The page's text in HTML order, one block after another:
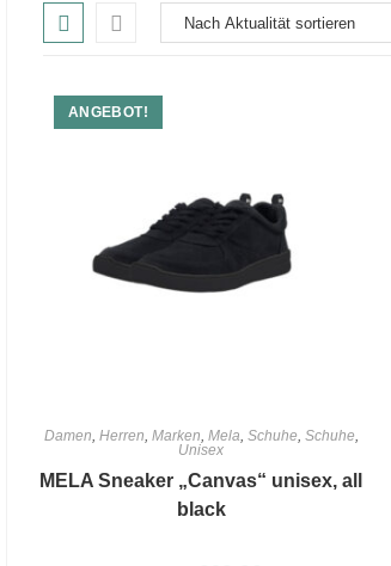
ANGEBOT!
Damen Herren Marken Mela Schuhe Schuhe
Unisex
MELA Sneaker „Canvas“ unisex, all
black